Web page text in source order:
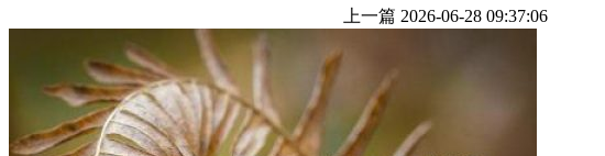
上一篇 2026-06-28 09:37:06